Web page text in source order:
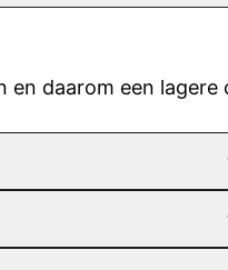
daarom een lagere